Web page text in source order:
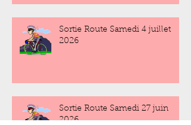
Sortie Route Samedi 4 juillet
2026
Sortie Route Samedi 27 juin
2026